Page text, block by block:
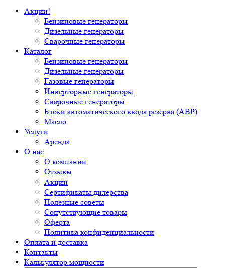
Акции!
Бензиновые генераторы
Дизельные генераторы
Сварочные генераторы
Каталог
Бензиновые генераторы
Дизельные генераторы
Газовые генераторы
Инверторные генераторы
Сварочные генераторы
Блоки автоматического ввода резерва (АВР)
Масло
Услуги
Аренда
О нас
О компании
Отзывы
Акции
Сертификаты дилерства
Полезные советы
Сопутствующие товары
Оферта
Политика конфиденциальности
Оплата и доставка
Контакты
Калькулятор мощности